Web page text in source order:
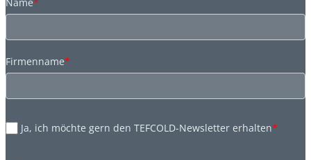
Firmenname*
Ja, ich möchte gern den TEFCOLD-Newsletter erhalten*